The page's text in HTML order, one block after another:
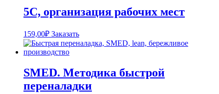
5С, организация рабочих мест
159,00₽ Заказать
SMED. Методика быстрой
переналадки